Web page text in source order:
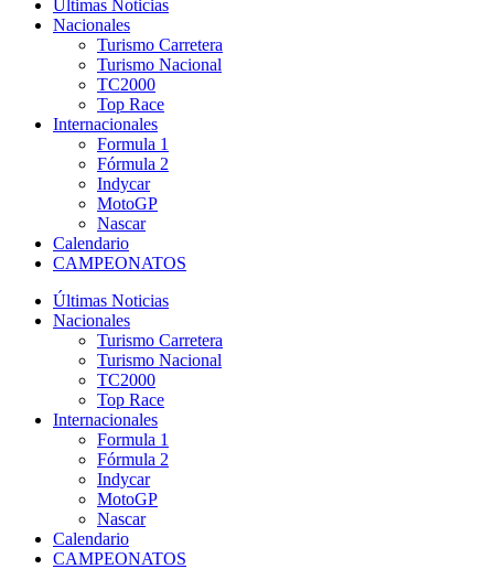
Últimas Noticias
Nacionales
Turismo Carretera
Turismo Nacional
TC2000
Top Race
Internacionales
Formula 1
Fórmula 2
Indycar
MotoGP
Nascar
Calendario
CAMPEONATOS
Últimas Noticias
Nacionales
Turismo Carretera
Turismo Nacional
TC2000
Top Race
Internacionales
Formula 1
Fórmula 2
Indycar
MotoGP
Nascar
Calendario
CAMPEONATOS